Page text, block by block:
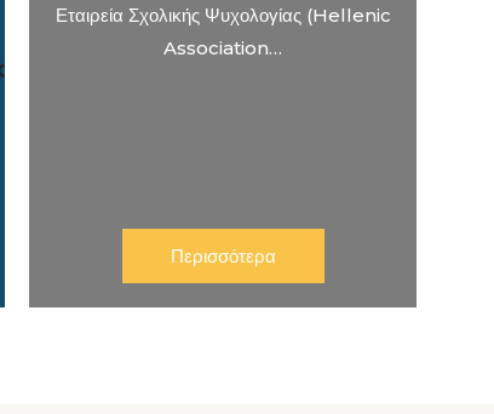
Εταιρεία Σχολικής Ψυχολογίας (Hellenic
Association…
Περισσότερα